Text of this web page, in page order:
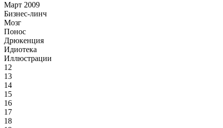
Март 2009
Бизнес-линч
Мозг
Понос
Дрюкенция
Идиотека
Иллюстрации
12
13
14
15
16
17
18